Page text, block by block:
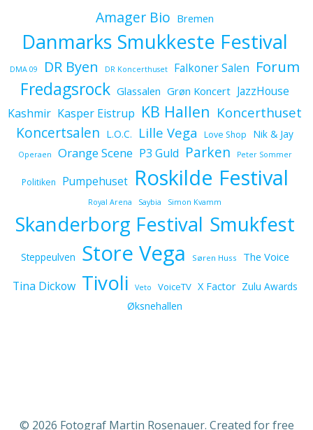
Amager Bio Bremen
Danmarks Smukkeste Festival
DMA 09 DR Byen DR Koncerthuset Falkoner Salen Forum
Fredagsrock Glassalen Grøn Koncert JazzHouse
Kashmir Kasper Eistrup KB Hallen Koncerthuset
Koncertsalen L.O.C. Lille Vega Love Shop Nik & Jay
Operaen Orange Scene P3 Guld Parken Peter Sommer
Politiken Pumpehuset Roskilde Festival
Royal Arena Saybia Simon Kvamm
Skanderborg Festival Smukfest
Steppeulven Store Vega Søren Huss The Voice
Tina Dickow Tivoli Veto VoiceTV X Factor Zulu Awards
Øksnehallen
© 2026 Fotograf Martin Rosenauer. Created for free